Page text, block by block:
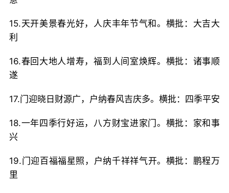
15.天开美景春光好，人庆丰年节气和。横批：大吉大
利
16.春回大地人增寿，福到人间室焕辉。横批：诸事顺
遂
17.门迎晓日财源广，户纳春风吉庆多。横批：四季平安
18.一年四季行好运，八方财宝进家门。横批：家和事
兴
19.门迎百福福星照，户纳千祥祥气开。横批：鹏程万
里